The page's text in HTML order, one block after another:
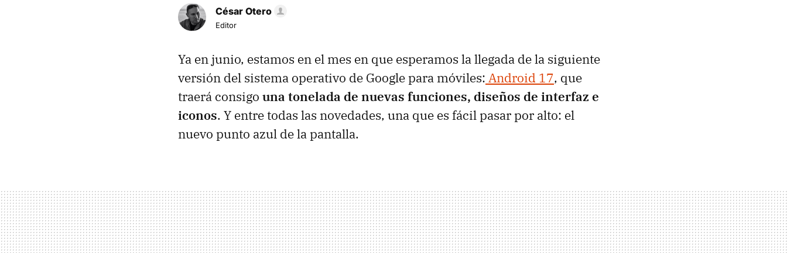
César Otero
Editor
Ya en junio, estamos en el mes en que esperamos la llegada de la siguiente
versión del sistema operativo de Google para móviles: Android 17, que
traerá consigo una tonelada de nuevas funciones, diseños de interfaz e
iconos. Y entre todas las novedades, una que es fácil pasar por alto: el
nuevo punto azul de la pantalla.